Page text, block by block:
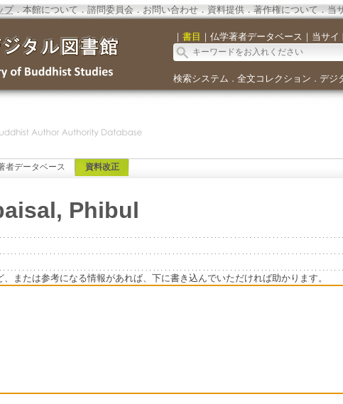
プ．本館について．諮問委員会． お問い合わせ． 資料提供．著作権について．当
｜ 書目 ｜ 仏学著者データベース ｜ 当サイ
検索システム ． 全文コレクション ． デジ
者データベース 資料改正
Phibul
、または参考になる情報があれば、下に書き込んでいただければ助かります。